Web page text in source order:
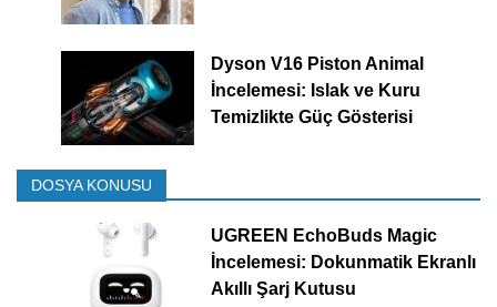
Dyson V16 Piston Animal
İncelemesi: Islak ve Kuru
Temizlikte Güç Gösterisi
DOSYA KONUSU
UGREEN EchoBuds Magic
İncelemesi: Dokunmatik Ekranlı
Akıllı Şarj Kutusu